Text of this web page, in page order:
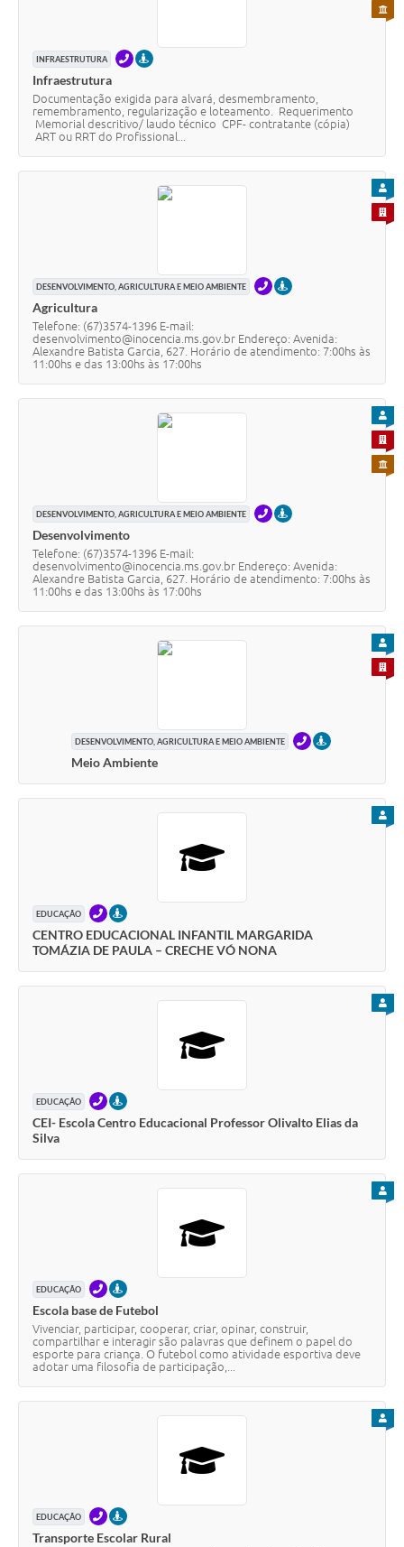
INFRAESTRUTURA TELEFONEPRESENCIAL
Infraestrutura
Documentação exigida para alvará, desmembramento,
remembramento, regularização e loteamento. Requerimento
Memorial descritivo/ laudo técnico CPF- contratante (cópia)
ART ou RRT do Profissional...
PARA
DESENVOLVIMENTO, AGRICULTURA E MEIO AMBIENTE TELEFONEPRESENCIAL
Agricultura
Telefone: (67)3574-1396 E-mail:
desenvolvimento@inocencia.ms.gov.br Endereço: Avenida:
Alexandre Batista Garcia, 627. Horário de atendimento: 7:00hs às
11:00hs e das 13:00hs às 17:00hs
PARA
DESENVOLVIMENTO, AGRICULTURA E MEIO AMBIENTE TELEFONEPRESENCIAL
Desenvolvimento
Telefone: (67)3574-1396 E-mail:
desenvolvimento@inocencia.ms.gov.br Endereço: Avenida:
Alexandre Batista Garcia, 627. Horário de atendimento: 7:00hs às
11:00hs e das 13:00hs às 17:00hs
PARA
PARA
DESENVOLVIMENTO, AGRICULTURA E MEIO AMBIENTE TELEFONEPRESENCIAL
Meio Ambiente
PARA
EDUCAÇÃO TELEFONEPRESENCIAL
CENTRO EDUCACIONAL INFANTIL MARGARIDA
TOMÁZIA DE PAULA – CRECHE VÓ NONA
EDUCAÇÃO TELEFONEPRESENCIAL
CEI- Escola Centro Educacional Professor Olivalto Elias da
Silva
EDUCAÇÃO TELEFONEPRESENCIAL
Escola base de Futebol
Vivenciar, participar, cooperar, criar, opinar, construir,
compartilhar e interagir são palavras que definem o papel do
esporte para criança. O futebol como atividade esportiva deve
adotar uma filosofia de participação,...
EDUCAÇÃO TELEFONEPRESENCIAL
Transporte Escolar Rural